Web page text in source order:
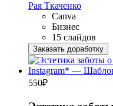
Рая Ткаченко
Canva
Бизнес
15 слайдов
Заказать доработку
550₽